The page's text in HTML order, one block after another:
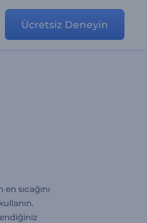
Ücretsiz Deneyin
sıcağını